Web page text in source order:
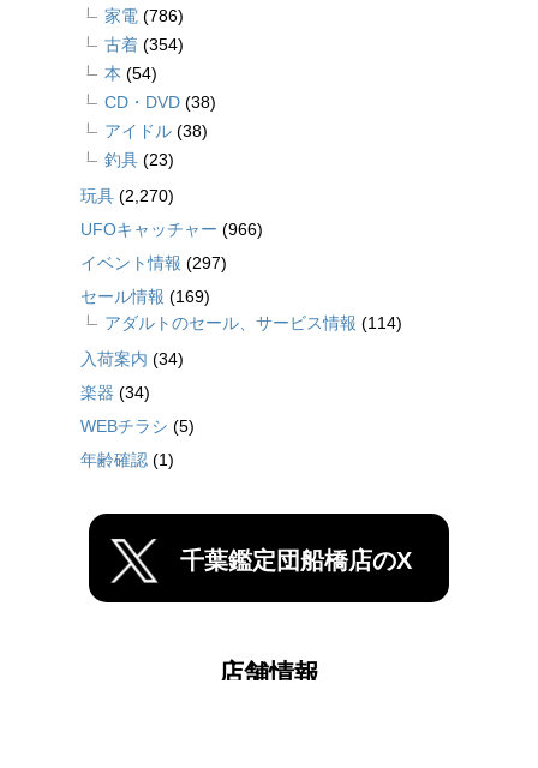
家電 (786)
古着 (354)
本 (54)
CD・DVD (38)
アイドル (38)
釣具 (23)
玩具 (2,270)
UFOキャッチャー (966)
イベント情報 (297)
セール情報 (169)
アダルトのセール、サービス情報 (114)
入荷案内 (34)
楽器 (34)
WEBチラシ (5)
年齢確認 (1)
千葉鑑定団船橋店のX
店舗情報